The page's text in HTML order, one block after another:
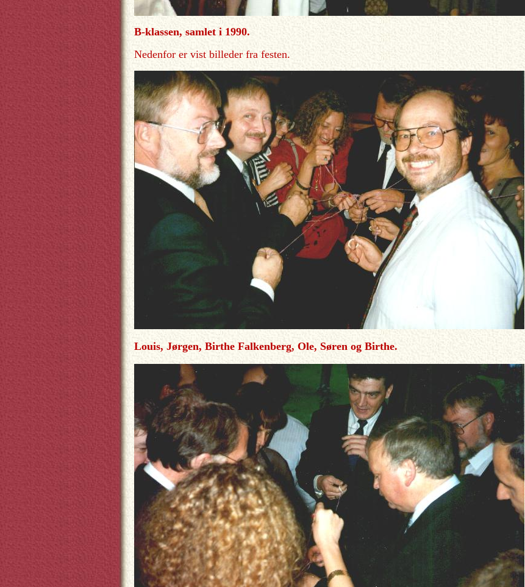
B-klassen, samlet i 1990.
Nedenfor er vist billeder fra festen.
Louis, Jørgen, Birthe Falkenberg, Ole, Søren og Birthe.